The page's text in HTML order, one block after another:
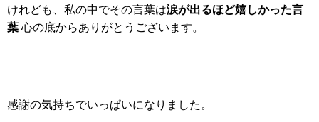
けれども、私の中でその言葉は涙が出るほど嬉しかった言
葉心の底からありがとうございます。
感謝の気持ちでいっぱいになりました。